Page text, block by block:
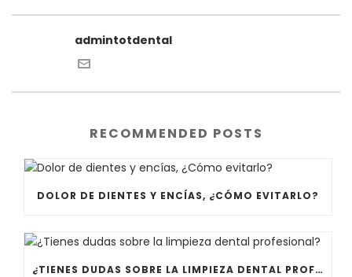
admintotdental
RECOMMENDED POSTS
DOLOR DE DIENTES Y ENCÍAS, ¿CÓMO EVITARLO?
¿TIENES DUDAS SOBRE LA LIMPIEZA DENTAL PROFESIONAL?